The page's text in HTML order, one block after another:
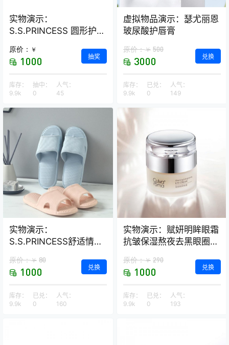
实物演示：
S.S.PRINCESS 圆形护颈
原价： ￥
1000 抽奖
库存：
9.9k
抽中：
0
人气：
45
虚拟物品演示：瑟尤丽恩
玻尿酸护唇膏
原价：￥ 500
3000 兑换
库存：
9.9k
已兑：
0
人气：
149
实物演示：
S.S.PRINCESS舒适情侣
原价：￥ 80
1000 兑换
库存：
9.9k
已兑：
0
人气：
160
实物演示：赋妍明眸眼霜
抗皱保湿熬夜去黑眼圈
原价：￥ 290
1000 兑换
库存：
9.9k
已兑：
0
人气：
193